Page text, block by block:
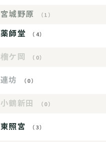
宮城野原 （1）
薬師堂 （4）
榴ケ岡 （0）
連坊 （0）
小鶴新田 （0）
東照宮 （3）